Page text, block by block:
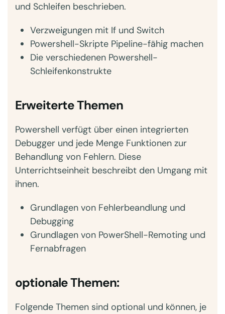
und Schleifen beschrieben.
Verzweigungen mit If und Switch
Powershell-Skripte Pipeline-fähig machen
Die verschiedenen Powershell-
Schleifenkonstrukte
Erweiterte Themen
Powershell verfügt über einen integrierten
Debugger und jede Menge Funktionen zur
Behandlung von Fehlern. Diese
Unterrichtseinheit beschreibt den Umgang mit
ihnen.
Grundlagen von Fehlerbeandlung und
Debugging
Grundlagen von PowerShell-Remoting und
Fernabfragen
optionale Themen:
Folgende Themen sind optional und können, je